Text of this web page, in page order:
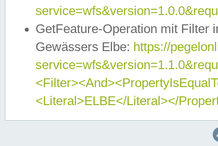
GetFeature-Operation mit Filter
Gewässers Elbe: https://
<Literal>ELBE</Literal></